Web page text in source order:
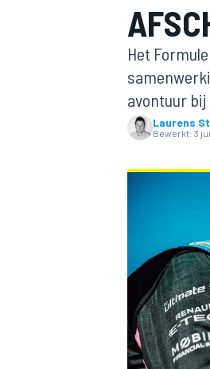
MOTOGP
Het
avontuur bij
Laurens
Bewerkt: 3